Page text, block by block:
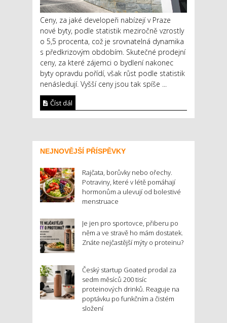
Ceny, za jaké developeři nabízejí v Praze
nové byty, podle statistik meziročně vzrostly
o 5,5 procenta, což je srovnatelná dynamika
s předkrizovým obdobím. Skutečné prodejní
ceny, za které zájemci o bydlení nakonec
byty opravdu pořídí, však růst podle statistik
nenásledují. Vyšší ceny jsou tak spíše ...
Číst dál
NEJNOVĚJŠÍ PŘÍSPĚVKY
Rajčata, borůvky nebo ořechy.
Potraviny, které v létě pomáhají
hormonům a ulevují od bolestivé
menstruace
Je jen pro sportovce, přiberu po
něm a ve stravě ho mám dostatek.
Znáte nejčastější mýty o proteinu?
Český startup Goated prodal za
sedm měsíců 200 tisíc
proteinových drinků. Reaguje na
poptávku po funkčním a čistém
složení